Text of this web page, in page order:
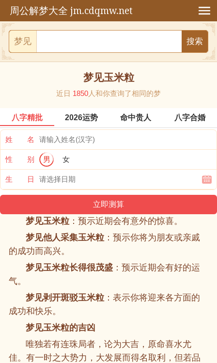
周公解梦大全 jm.cdqmw.net
梦见
梦见玉米粒
近日 1850人和你查询了相同的梦
八字精批 2026运势 命中贵人 八字合婚
姓 名
性 别 男 女
生 日
梦见玉米粒 ：预示近期会有意外的惊喜。
梦见他人采集玉米粒 ：预示你将为朋友或亲戚
的成功而高兴。
梦见玉米粒长得很茂盛 ：预示近期会有好的运
气。
梦见剥开斑驳玉米粒 ：表示你将迎来各方面的
成功和快乐。
梦见玉米粒的吉凶
唯独若有连珠局者，论为大吉，原命喜水尤
佳。有一时之大势力，大发展而得名取利，但若品